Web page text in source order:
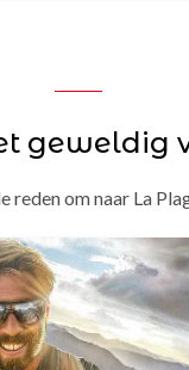
geweldig
reden om naar La